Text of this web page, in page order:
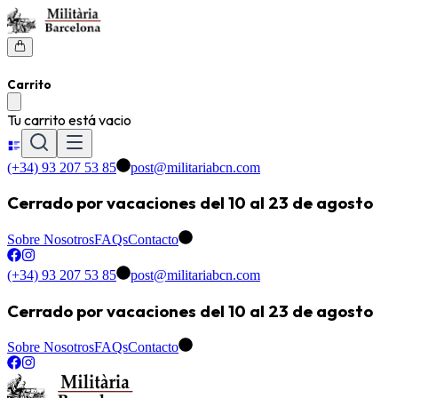
Carrito
Tu carrito está vacio
(+34) 93 207 53 85 post@militariabcn.com
Cerrado por vacaciones del 10 al 23 de agosto
Sobre NosotrosFAQsContacto
(+34) 93 207 53 85 post@militariabcn.com
Cerrado por vacaciones del 10 al 23 de agosto
Sobre NosotrosFAQsContacto